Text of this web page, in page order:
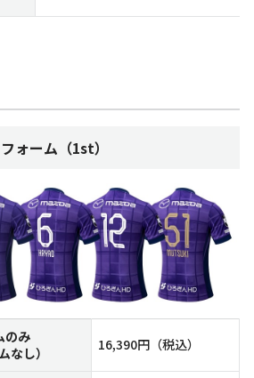
ォーム（1st）
のみ
なし）
16,390円（税込）